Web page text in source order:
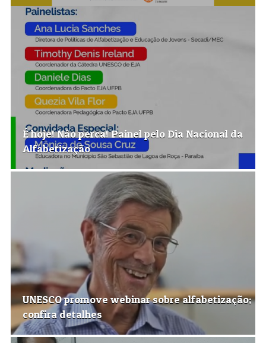
É hoje! Nâo perca! Painel pelo Dia Nacional da
Alfabetização
UNESCO promove webinar sobre alfabetização;
confira detalhes